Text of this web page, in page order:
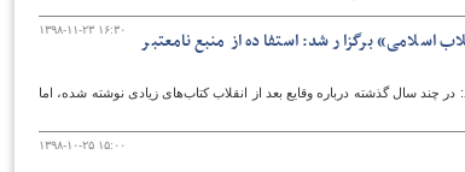
۱۳۹۸-۱۱-۲۳ ۱۶:۳۰
اسلامی» برگزار شد: استفاده از منبع نامعتبر
چند سال گذشته درباره وقایع بعد از انقلاب کتاب‌های زیادی نوشته شده، اما
۱۳۹۸-۱۰-۲۵ ۱۵:۰۰